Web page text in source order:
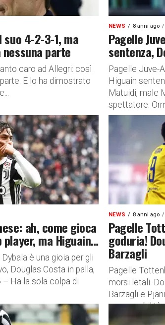
4-2-3-1, ma
nessuna parte
caro ad Allegri: così
E lo ha dimostrato
NEWS 8 anni ago
Pagelle
sentenza,
Pagelle Juve-
Higuain
Matuidi, male
spettatore.
ah, come gioca
player, ma Higuain…
è una gioia per gli
Douglas Costa in palla,
– Ha la sola colpa di
NEWS 8 anni ago
Pagelle
goduria!
Barzagli
Pagelle
morsi letali.
Barzagli e
responsabilità